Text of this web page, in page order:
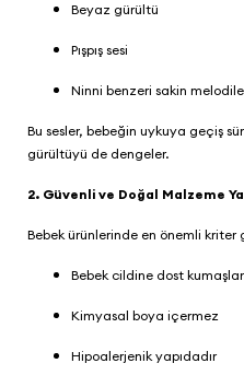
Beyaz gürültü
Pışpış sesi
Ninni benzeri sakin
Bu sesler, bebeğin uykuya geçiş
gürültüyü de dengeler.
2. Güvenli ve Doğal Malzeme
Bebek ürünlerinde en önemli kriter
Bebek cildine dost
Kimyasal boya içermez
Hipoalerjenik yapıdadır